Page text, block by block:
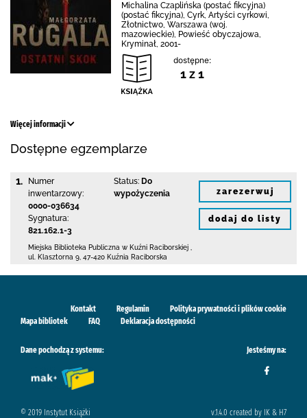
Michalina Czaplińska (postać fikcyjna)
(postać fikcyjna), Cyrk, Artyści cyrkowi,
Złotnictwo, Warszawa (woj.
mazowieckie), Powieść obyczajowa,
Kryminał, 2001-
dostępne:
1 z 1
Więcej informacji
Dostępne egzemplarze
1.
Numer
inwentarzowy:
0000-036634
Sygnatura:
821.162.1-3
Status: Do
wypożyczenia
Miejska Biblioteka Publiczna w Kuźni Raciborskiej
ul. Klasztorna 9 47-420 Kuźnia Raciborska
zarezerwuj
dodaj do listy
Kontakt Regulamin
Polityka prywatności i plików cookie
Mapa bibliotek
FAQ Deklaracja dostępności
Dane pochodzą z systemu: Jesteśmy na:
© 2019 Instytut Książki v.1.4.0 created by IK & H7